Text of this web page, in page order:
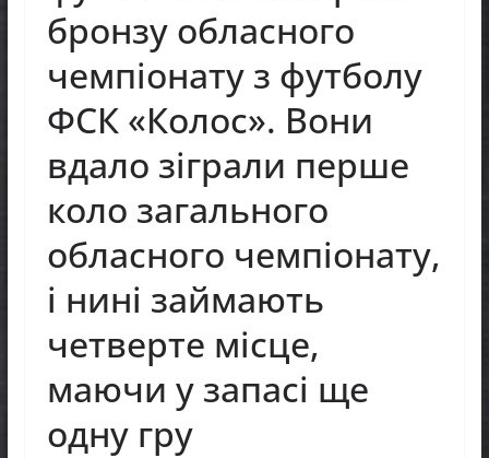
бронзу обласного
чемпіонату з футболу
ФСК «Колос». Вони
вдало зіграли перше
коло загального
обласного чемпіонату,
і нині займають
четверте місце,
маючи у запасі ще
одну гру